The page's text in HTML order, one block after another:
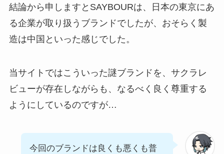
結論から申しますとSAYBOURは、日本の東京にあ
る企業が取り扱うブランドでしたが、おそらく製
造は中国といった感じでした。
当サイトではこういった謎ブランドを、サクラレ
ビューが存在しながらも、なるべく良く尊重する
ようにしているのですが…
今回のブランドは良くも悪くも普